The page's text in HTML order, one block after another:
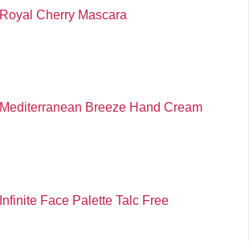
Royal Cherry Mascara
Mediterranean Breeze Hand Cream
Infinite Face Palette Talc Free